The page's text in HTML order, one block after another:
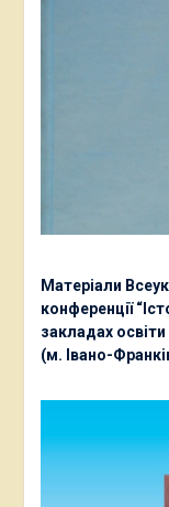
Матеріали
конференції
закладах
(м. Івано-